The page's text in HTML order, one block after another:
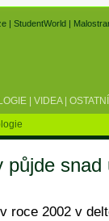
|StudentWorld |
| VIDEA| OSTATNÍ
půjde
roce 2002 v